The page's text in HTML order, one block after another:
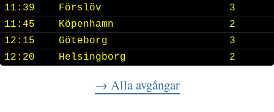
11:39
Förslöv
3
11:45
Köpenhamn
2
12:15
Göteborg
3
12:20
Helsingborg 2
→ Alla avgångar